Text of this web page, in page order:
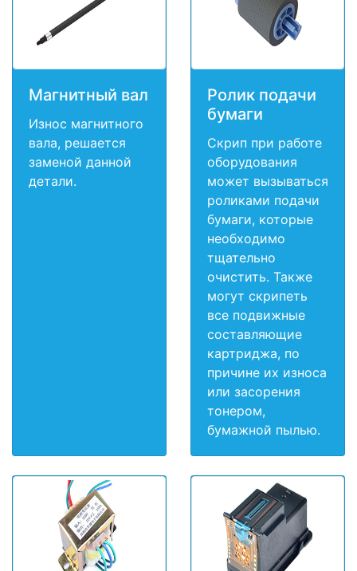
Магнитный вал
Износ магнитного
вала, решается
заменой данной
детали.
Ролик подачи
бумаги
Скрип при работе
оборудования
может вызываться
роликами подачи
бумаги, которые
необходимо
тщательно
очистить. Также
могут скрипеть
все подвижные
составляющие
картриджа, по
причине их износа
или засорения
тонером,
бумажной пылью.